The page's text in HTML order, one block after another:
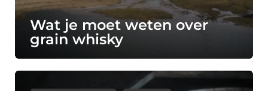
Wat je moet weten over
grain whisky